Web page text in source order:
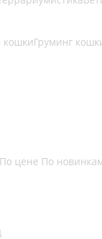
кошкиГруминг
По цене По